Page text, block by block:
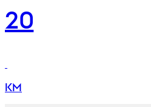
20
KM